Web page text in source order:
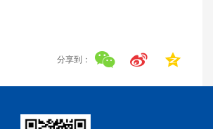
分享到：